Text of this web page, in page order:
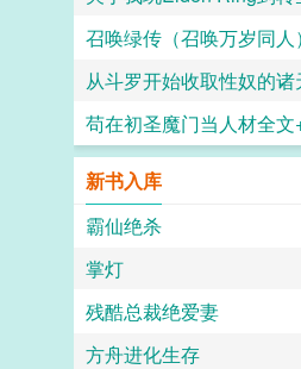
召唤绿传（召唤万岁同人）
从斗罗开始收取性奴的诸
苟在初圣魔门当人材全文
新书入库
霸仙绝杀
掌灯
残酷总裁绝爱妻
方舟进化生存